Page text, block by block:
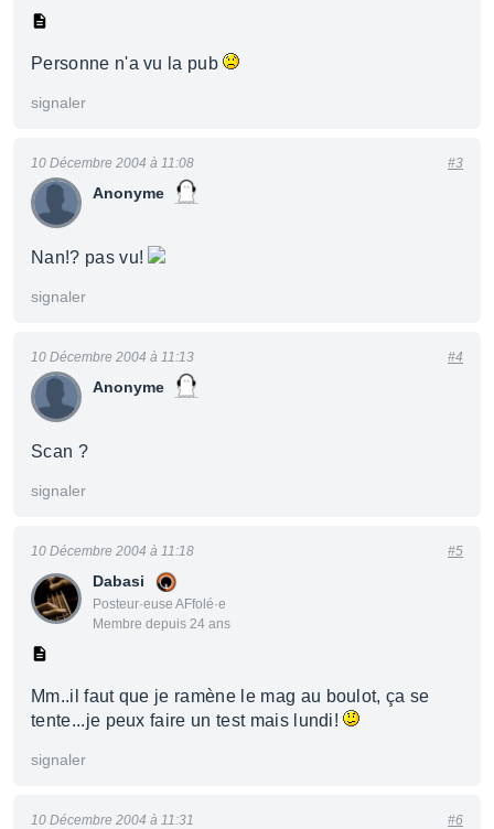
Personne n'a vu la pub
signaler
Anonyme
10 Décembre 2004 à 11:08 #3
Nan!? pas vu!
signaler
Anonyme
10 Décembre 2004 à 11:13 #4
Scan ?
signaler
Dabasi
Posteur·euse AFfolé·e
Membre depuis 24 ans
10 Décembre 2004 à 11:18 #5
Mm..il faut que je ramène le mag au boulot, ça se
tente...je peux faire un test mais lundi!
signaler
10 Décembre 2004 à 11:31 #6